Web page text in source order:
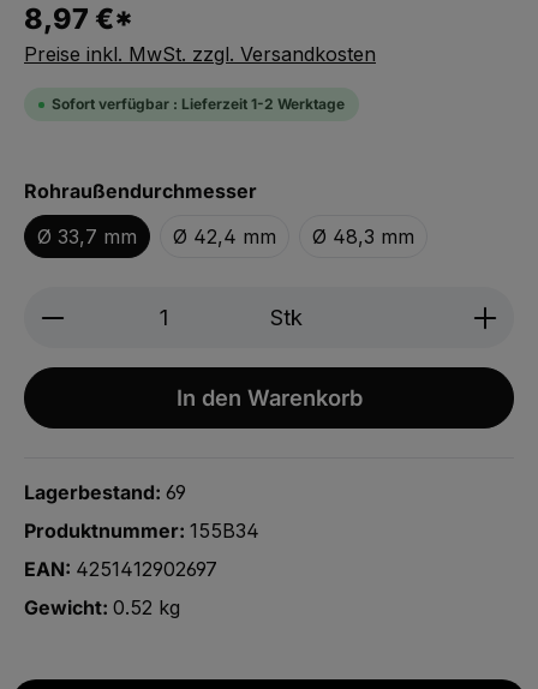
8,97 €*
Preise inkl. MwSt. zzgl. Versandkosten
Sofort verfügbar : Lieferzeit 1-2 Werktage
Rohraußendurchmesserauswählen
Ø 33,7 mm
Ø 42,4 mm Ø 48,3 mm
Produkt Anzahl: Gib den
Stk
In den Warenkorb
Lagerbestand: 69
Produktnummer: 155B34
EAN: 4251412902697
Gewicht: 0.52 kg